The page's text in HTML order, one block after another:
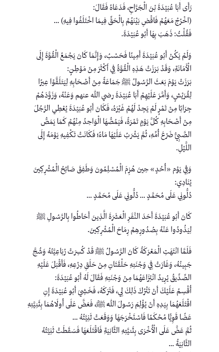
رَأَى أَبَا عُبَيْدَةَ بْنَ الْجَرَّاحِ، فَدَعَاهُ فَقَالَ:
(اخْرُجْ مَعَهُمْ فَاقْضِ بَيْنَهُمْ بِالْحَقِّ فِيمَا اخْتَلَفُوا فِيهِ) …
فَقُلْتُ: ذَهَبَ بِهَا أَبُو عُبَيْدَةَ.
وَلَمْ يَكُنْ أَبُو عُبَيْدَةَ أَمِينًا فَحَسْبُ، وَإِنَّمَا كَانَ يَجْمَعُ الْقُوَّةَ إِلَى
الْأَمَانَةِ، وَقَدْ بَرَزَتْ هَذِهِ الْقُوَّةُ فِي أَكْثَرَ مِنْ مَوْطِنٍ:
بَرَزَتْ يَوْمَ بَعَثَ الرَّسُولُ ﷺ جَمَاعَةً مِنْ أَصْحَابِهِ لِيَتَلَقَّوْا عِيرًا
لِقُرَيْشٍ، وَأَمَّرَ عَلَيْهِمْ أَبَا عُبَيْدَةَ رضي الله عنهم وَعَنْهُ، وَزَوَّدَهُمْ
جِرَابًا مِنْ تَمْرٍ لَمْ يَجِدْ لَهُمْ غَيْرَهُ، فَكَانَ أَبُو عُبَيْدَةَ يُعْطِي الرَّجُلَ
مِنْ أَصْحَابِهِ كُلَّ يَوْمٍ تَمْرَةً، فَيَمُصُّهَا الْوَاحِدُ مِنْهُمْ كَمَا يَمَصُّ
الصَّبِيُّ ضَرْعَ أُمِّهِ، ثُمَّ يَشْرَبُ عَلَيْهَا مَاءً؛ فَكَانَتْ تَكْفِيهِ يَوْمَهُ إِلَى
اللَّيْلِ.
وَفِي يَوْم «أُحُدٍ» حِينَ هُزِمَ الْمُسْلِمُونَ وَطَفِقَ صَائِحُ الْمُشْرِكِينَ
يُنَادِي:
دُلُّونِي عَلَى مُحَمَّدٍ … دُلُّونِي عَلَى مُحَمَّدٍ …
كَانَ أَبُو عُبَيْدَةَ أَحَدَ النَّفَرِ الْعَشَرَةَ الَّذِينَ أَحَاطُوا بِالرَّسُولِ ﷺ
لِيَذُودُوا عَنْهُ بِصُدُورِهِمْ رِمَاحَ الْمُشْرِكِينَ.
فَلَمَّا انْتَهَتِ الْمَعْرَكَةُ كَانَ الرَّسُولُ ﷺ قَدْ كُسِرَتْ رُبَاعِيَّتُهُ وَشُجَّ
جَبِينُهُ، وَغَارَتْ فِي وَجْنَتِهِ حَلْقَتَانِ مِنْ حَلَقِ دِرْعِهِ، فَأَقْبَلَ عَلَيْهِ
الصِّدِّيقُ يُرِيدُ انْتِزَاعَهُمَا مِنْ وَجْنَتِهِ فَقَالَ لَهُ أَبُو عُبَيْدَةَ:
أُقْسِمُ عَلَيْكَ أَنْ تَتْرُكَ ذَلِكَ لِي، فَتَرَكَهُ، فَخَشِيَ أَبُو عُبَيْدَةَ إِنِ
اقْتَلَعَهُمَا بِيَدِهِ أَنْ يُؤْلِمَ رَسُولَ اللَّهِ ﷺ، فَعَضَّ عَلَى أُولَاهُمَا بِثَنِيَّتِهِ
عَضًا قَوِيًّا مُحْكَمًا فَاسْتَخْرَجَهَا وَوَقَعَتْ ثَنِيَّتُهُ …
ثُمَّ عَضَّ عَلَى الْأُخْرَى بِثَنيَّتِهِ الثَّانِيَةِ فَاقْتَلَعَهَا فَسَقَطَتْ ثَنِيَّتُهُ
الثَّانِيَةُ …